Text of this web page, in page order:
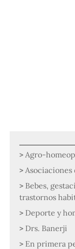
Agro-
Asociaciones
Bebes,
trastornos
Deporte y
Drs. Banerji
En primera